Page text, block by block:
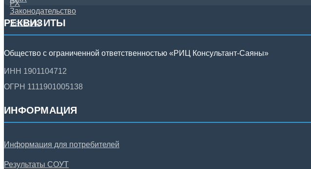
РЕКВИЗИТЫ
Общество с ограниченной ответственностью «РИЦ Консультант-Саяны»
ИНН 1901104712
ОГРН 1111901005138
ИНФОРМАЦИЯ
Информация для потребителей
Результаты СОУТ